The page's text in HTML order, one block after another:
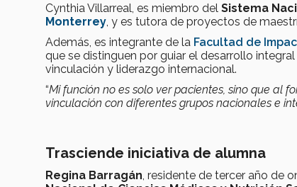
Cynthia Villarreal, es miembro del Sistema
Monterrey , y es tutora de proyectos de
Además, es integrante de la Facultad de
que se distinguen por guiar el desarrollo
vinculación y liderazgo internacional.
“Mi función no es solo ver pacientes, sino que al
vinculación con diferentes grupos nacionales e
Trasciende iniciativa de alumna
Regina Barragán , residente de tercer año de